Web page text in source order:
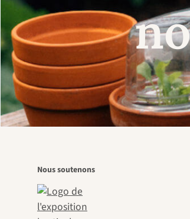
Nous soutenons